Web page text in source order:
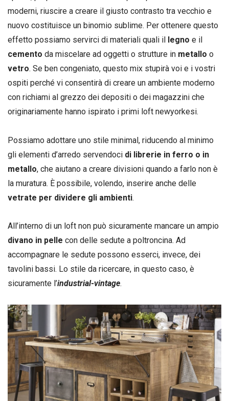
moderni, riuscire a creare il giusto contrasto tra vecchio e
nuovo costituisce un binomio sublime. Per ottenere questo
effetto possiamo servirci di materiali quali il
legno e il
cemento da miscelare ad oggetti o strutture in metallo o
vetro. Se ben congeniato, questo mix stupirà voi e i vostri
ospiti perché vi consentirà di creare un ambiente moderno
con richiami al grezzo dei depositi o dei magazzini che
originariamente hanno ispirato i primi loft newyorkesi.
Possiamo adottare uno stile minimal, riducendo al minimo
gli elementi d’arredo servendoci di librerie in ferro o in
metallo, che aiutano a creare divisioni quando a farlo non è
la muratura. È possibile, volendo, inserire anche delle
vetrate per dividere gli ambienti.
All’interno di un loft non può sicuramente mancare un ampio
divano in pelle con delle sedute a poltroncina. Ad
accompagnare le sedute possono esserci, invece, dei
tavolini bassi. Lo stile da ricercare, in questo caso, è
sicuramente l’industrial-vintage.